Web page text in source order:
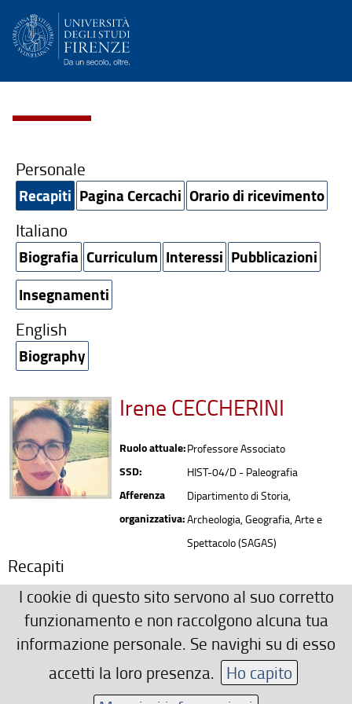
Personale
Recapiti Pagina Cercachi Orario di ricevimento
Italiano
Biografia Curriculum Interessi Pubblicazioni
Insegnamenti
English
Biography
Irene CECCHERINI
Ruolo attuale:Professore Associato
SSD: HIST-04/D - Paleografia
Afferenza
organizzativa:
Dipartimento di Storia,
Archeologia, Geografia, Arte e
Spettacolo (SAGAS)
Recapiti
0552757045
irene.ceccherini(AT)unifi.it
Ulteriori Recapiti
Via G. Capponi 9, primo piano, studio n. 18
Area riservata
I cookie di questo sito servono al suo corretto
funzionamento e non raccolgono alcuna tua
informazione personale. Se navighi su di esso
accetti la loro presenza. Ho capito